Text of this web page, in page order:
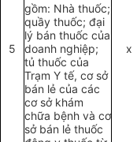
5
gồm: Nhà thuốc;
quầy thuốc; đại
lý bán thuốc của
doanh nghiệp;
tủ thuốc của
Trạm Y tế, cơ sở
bán lẻ của các
cơ sở khám
chữa bệnh và cơ
sở bán lẻ thuốc
x